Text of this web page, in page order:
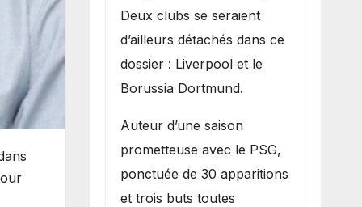
Deux clubs se seraient
d’ailleurs détachés dans ce
dossier : Liverpool et le
Borussia Dortmund.
Auteur d’une saison
prometteuse avec le PSG,
ponctuée de 30 apparitions
et trois buts toutes